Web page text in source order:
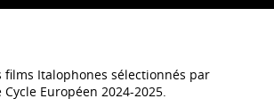
films Italophones sélectionnés par
Européen 2024-2025.